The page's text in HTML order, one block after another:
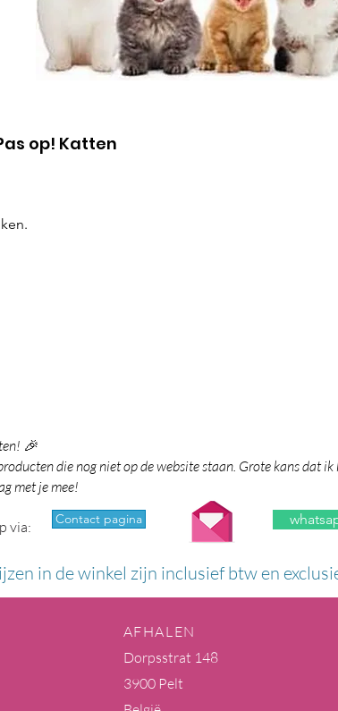
op! Katten
🎉
die nog niet op de website staan. Grote kans dat ik
met je mee!
via: Contact pagina
in de winkel zijn inclusief btw en
AFHALEN
Dorpsstrat 148
3900 Pelt